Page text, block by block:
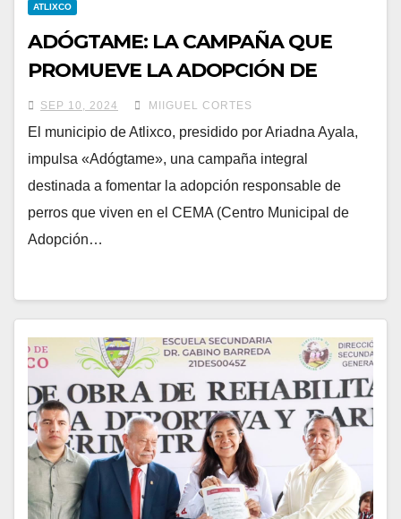
ATLIXCO
ADÓGTAME: LA CAMPAÑA QUE
PROMUEVE LA ADOPCIÓN DE
PERRITOS EN ATLIXCO
SEP 10, 2024 MIIGUEL CORTES
El municipio de Atlixco, presidido por Ariadna Ayala,
impulsa «Adógtame», una campaña integral
destinada a fomentar la adopción responsable de
perros que viven en el CEMA (Centro Municipal de
Adopción…